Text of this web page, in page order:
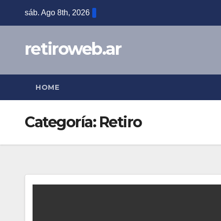
sáb. Ago 8th, 2026
retiroweb.ar
HOME
Categoría: Retiro